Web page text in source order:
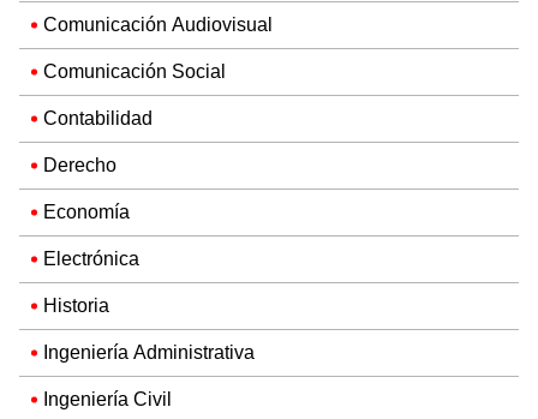
Comunicación Audiovisual
Comunicación Social
Contabilidad
Derecho
Economía
Electrónica
Historia
Ingeniería Administrativa
Ingeniería Civil